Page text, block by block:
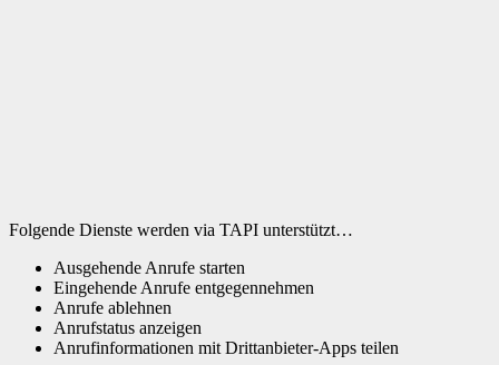
Folgende Dienste werden via TAPI unterstützt…
Ausgehende Anrufe starten
Eingehende Anrufe entgegennehmen
Anrufe ablehnen
Anrufstatus anzeigen
Anrufinformationen mit Drittanbieter-Apps teilen